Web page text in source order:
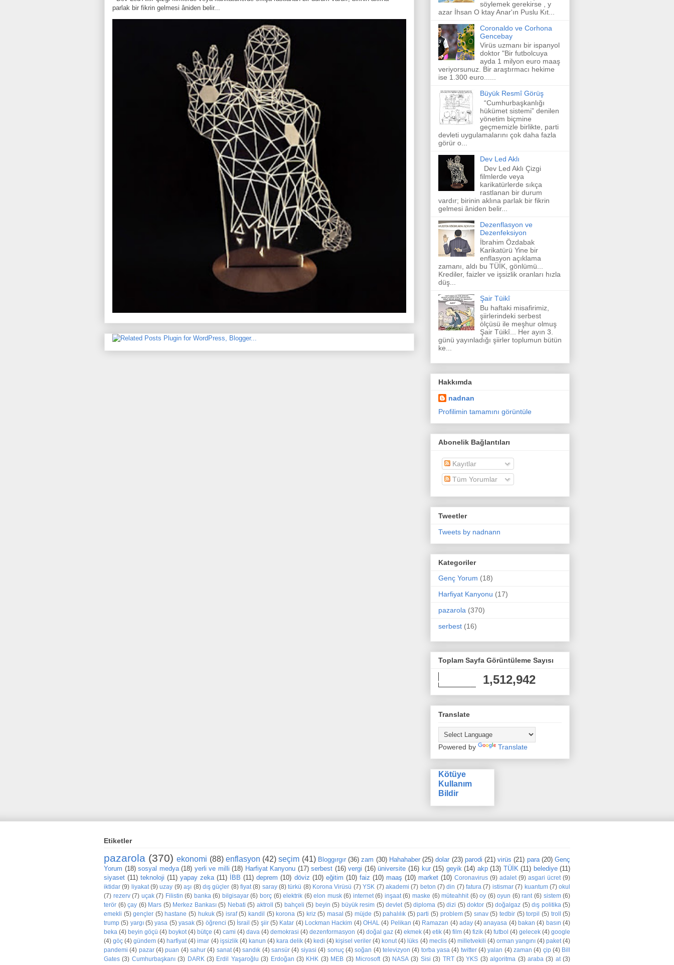
parlak bir fikrin gelmesi âniden belir...
söylemek gerekirse , y
azar İhsan O ktay Anar'ın Puslu Kıt...
Coronaldo ve Corhona
Gencebay
Virüs uzmanı bir ispanyol
doktor "Bir futbolcuya
ayda 1 milyon euro maaş
veriyorsunuz. Bir araştırmacı hekime
ise 1.300 euro......
Büyük Resmî Görüş
“Cumhurbaşkanlığı
hükümet sistemi” denilen
yönetim biçmine
geçmemizle birlikte, parti
devleti uygulamalarını çok daha fazla
görür o...
Dev Led Aklı
Dev Led Aklı Çizgi
filmlerde veya
karikatürlerde sıkça
rastlanan bir durum
vardır; birinin aklına parlak bir fikrin
gelmesi âniden belir...
Dezenflasyon ve
Dezenfeksiyon
İbrahim Özdabak
Karikatürü Yine bir
enflasyon açıklama
zamanı, aldı bu TÜİK, gönlümü...
Krediler, faizler ve işsizlik oranları hızla
düş...
Şair Tüikî
Bu haftaki misafirimiz,
şiirlerindeki serbest
ölçüsü ile meşhur olmuş
Şair Tüikî... Her ayın 3.
günü yayınladığı şiirler toplumun bütün
ke...
Hakkımda
nadnan
Profilimin tamamını görüntüle
Abonelik Bağlantıları
Kayıtlar
Tüm Yorumlar
Tweetler
Tweets by nadnann
Kategoriler
Genç Yorum (18)
Harfiyat Kanyonu (17)
pazarola (370)
serbest (16)
Toplam Sayfa Görüntüleme Sayısı
1,512,942
Translate
Powered by Translate
Kötüye
Kullanım
Bildir
Etiketler
pazarola (370) ekonomi (88) enflasyon (42) seçim (41) Bloggırgır (36) zam (30) Hahahaber (25) dolar (23) parodi (21) virüs (21) para (20) Genç
Yorum (18) sosyal medya (18) yerli ve milli (18) Harfiyat Kanyonu (17) serbest (16) vergi (16) üniversite (16) kur (15) geyik (14) akp (13) TÜİK (11) belediye (11)
siyaset (11) teknoloji (11) yapay zeka (11) İBB (11) deprem (10) döviz (10) eğitim (10) faiz (10) maaş (10) market (10) Coronavirus (9) adalet (9) asgari ücret (9)
iktidar (9) liyakat (9) uzay (9) aşı (8) dış güçler (8) fiyat (8) saray (8) türkü (8) Korona Virüsü (7) YSK (7) akademi (7) beton (7) din (7) fatura (7) istismar (7) kuantum (7) okul
(7) rezerv (7) uçak (7) Filistin (6) banka (6) bilgisayar (6) borç (6) elektrik (6) elon musk (6) internet (6) inşaat (6) maske (6) müteahhit (6) oy (6) oyun (6) rant (6) sistem (6)
terör (6) çay (6) Mars (5) Merkez Bankası (5) Nebati (5) aktroll (5) bahçeli (5) beyin (5) büyük resim (5) devlet (5) diploma (5) dizi (5) doktor (5) doğalgaz (5) dış politika (5)
emekli (5) gençler (5) hastane (5) hukuk (5) israf (5) kandil (5) korona (5) kriz (5) masal (5) müjde (5) pahalılık (5) parti (5) problem (5) sınav (5) tedbir (5) torpil (5) troll
(5)
trump (5) yargı (5) yasa (5) yasak (5) öğrenci (5) İsrail (5) şiir (5) Katar (4) Lockman Hackim (4) OHAL (4) Pelikan (4) Ramazan (4) aday (4) anayasa (4) bakan (4) basın (4)
beka (4) beyin göçü (4) boykot (4) bütçe (4) cami (4) dava (4) demokrasi (4) dezenformasyon (4) doğal gaz (4) ekmek (4) etik (4) film (4) fizik (4) futbol (4) gelecek (4) google
(4) göç (4) gündem (4) harfiyat (4) imar (4) işsizlik (4) kanun (4) kara delik (4) kedi (4) kişisel veriler (4) konut (4) lüks (4) meclis (4) milletvekili (4) orman yangını (4) paket (4)
pandemi (4) pazar (4) puan (4) sahur (4) sanat (4) sandık (4) sansür (4) siyasi (4) sonuç (4) soğan (4) televizyon (4) torba yasa (4) twitter (4) yalan (4) zaman (4) çip (4) Bill
Gates (3) Cumhurbaşkanı (3) DARK (3) Erdil Yaşaroğlu (3) Erdoğan (3) KHK (3) MEB (3) Microsoft (3) NASA (3) Sisi (3) TRT (3) YKS (3) algoritma (3) araba (3) at (3)